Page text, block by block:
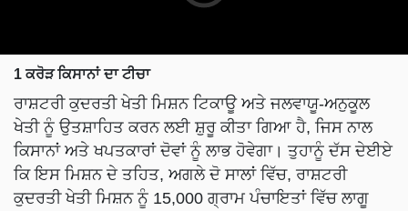
1 ਕਰੋੜ ਕਿਸਾਨਾਂ ਦਾ ਟੀਚਾ
ਰਾਸ਼ਟਰੀ ਕੁਦਰਤੀ ਖੇਤੀ ਮਿਸ਼ਨ ਟਿਕਾਊ ਅਤੇ ਜਲਵਾਯੂ-ਅਨੁਕੂਲ
ਖੇਤੀ ਨੂੰ ਉਤਸ਼ਾਹਿਤ ਕਰਨ ਲਈ ਸ਼ੁਰੂ ਕੀਤਾ ਗਿਆ ਹੈ, ਜਿਸ ਨਾਲ
ਕਿਸਾਨਾਂ ਅਤੇ ਖਪਤਕਾਰਾਂ ਦੋਵਾਂ ਨੂੰ ਲਾਭ ਹੋਵੇਗਾ। ਤੁਹਾਨੂੰ ਦੱਸ ਦੇਈਏ
ਕਿ ਇਸ ਮਿਸ਼ਨ ਦੇ ਤਹਿਤ, ਅਗਲੇ ਦੋ ਸਾਲਾਂ ਵਿੱਚ, ਰਾਸ਼ਟਰੀ
ਕੁਦਰਤੀ ਖੇਤੀ ਮਿਸ਼ਨ ਨੂੰ 15,000 ਗ੍ਰਾਮ ਪੰਚਾਇਤਾਂ ਵਿੱਚ ਲਾਗੂ